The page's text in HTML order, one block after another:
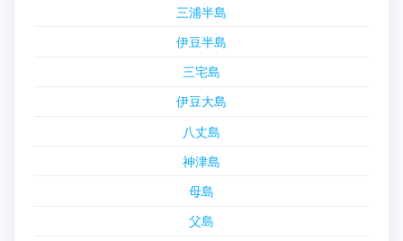
三浦半島
伊豆半島
三宅島
伊豆大島
八丈島
神津島
母島
父島